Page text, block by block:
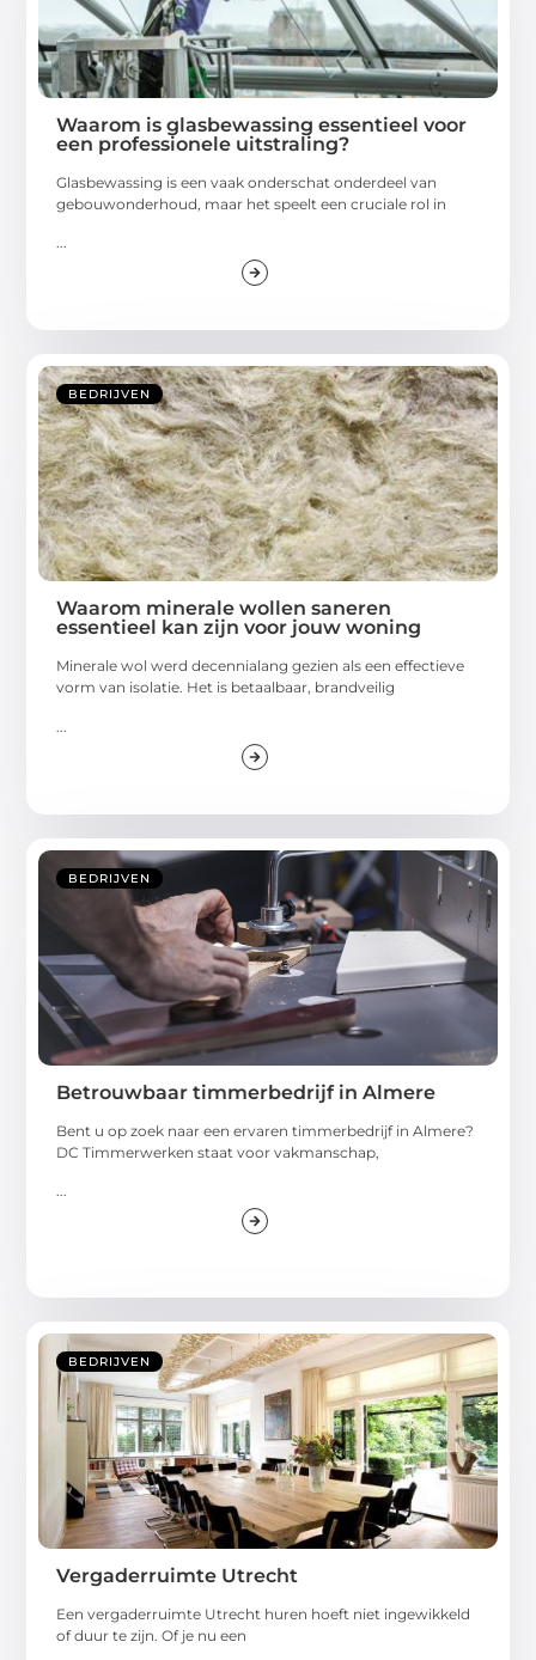
Waarom is glasbewassing essentieel voor
een professionele uitstraling?
Glasbewassing is een vaak onderschat onderdeel van
gebouwonderhoud, maar het speelt een cruciale rol in
...
BEDRIJVEN
Waarom minerale wollen saneren
essentieel kan zijn voor jouw woning
Minerale wol werd decennialang gezien als een effectieve
vorm van isolatie. Het is betaalbaar, brandveilig
BEDRIJVEN
Betrouwbaar timmerbedrijf in Almere
Bent u op zoek naar een ervaren timmerbedrijf in Almere?
DC Timmerwerken staat voor vakmanschap,
...
BEDRIJVEN
Vergaderruimte Utrecht
Een vergaderruimte Utrecht huren hoeft niet ingewikkeld
of duur te zijn. Of je nu een